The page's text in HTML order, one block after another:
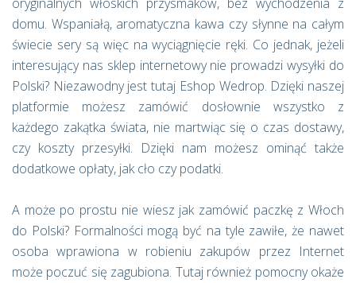
domu. Wspaniałą, aromatyczna kawa czy słynne na całym
świecie sery są więc na wyciągnięcie ręki. Co jednak, jeżeli
interesujący nas sklep internetowy nie prowadzi wysyłki do
Polski? Niezawodny jest tutaj Eshop Wedrop. Dzięki naszej
platformie możesz zamówić dosłownie wszystko z
każdego zakątka świata, nie martwiąc się o czas dostawy,
czy koszty przesyłki. Dzięki nam możesz ominąć także
dodatkowe opłaty, jak cło czy podatki.
A może po prostu nie wiesz jak zamówić paczkę z Włoch
do Polski? Formalności mogą być na tyle zawiłe, że nawet
osoba wprawiona w robieniu zakupów przez Internet
może poczuć się zagubiona. Tutaj również pomocny okaże